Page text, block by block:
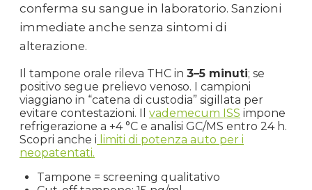
conferma su sangue in laboratorio. Sanzioni
immediate anche senza sintomi di
alterazione.
Il tampone orale rileva THC in 3–5 minuti; se
positivo segue prelievo venoso. I campioni
viaggiano in “catena di custodia” sigillata per
evitare contestazioni. Il vademecum ISS impone
refrigerazione a +4 °C e analisi GC/MS entro 24 h.
Scopri anche i limiti di potenza auto per i
neopatentati.
Tampone = screening qualitativo